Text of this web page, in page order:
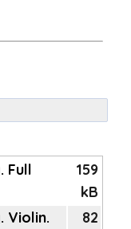
Full
159
kB
Violin.
82